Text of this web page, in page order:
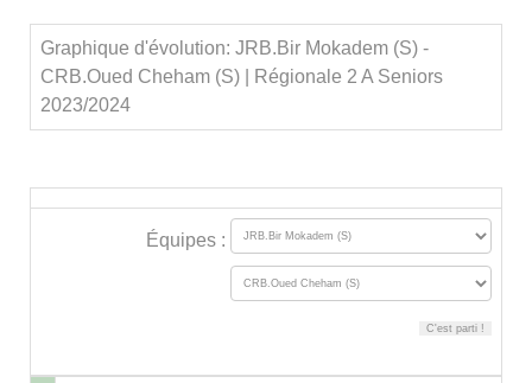
Graphique d'évolution: JRB.Bir Mokadem (S) -
CRB.Oued Cheham (S) | Régionale 2 A Seniors
2023/2024
Équipes :